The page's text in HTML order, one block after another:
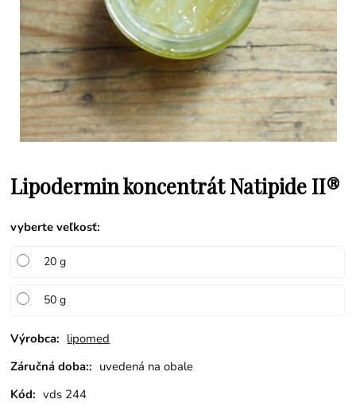
Lipodermin koncentrát Natipide II®
vyberte veľkosť:
20 g
50 g
Výrobca: lipomed
Záručná doba:: uvedená na obale
Kód: vds 244